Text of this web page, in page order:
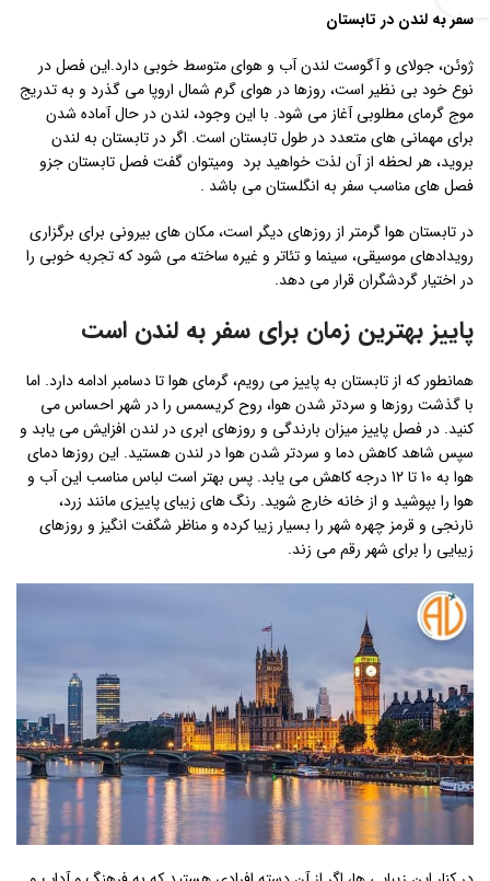
سفر به لندن در تابستان
ژوئن، جولای و آگوست لندن آب و هوای متوسط ​​خوبی دارد.این فصل در
نوع خود بی نظیر است، روزها در هوای گرم شمال اروپا می گذرد و به تدریج
موج گرمای مطلوبی آغاز می شود. با این وجود، لندن در حال آماده شدن
برای مهمانی های متعدد در طول تابستان است. اگر در تابستان به لندن
بروید، هر لحظه از آن لذت خواهید برد ومیتوان گفت فصل تابستان جزو
فصل های مناسب سفر به انگلستان می باشد .
در تابستان هوا گرمتر از روزهای دیگر است، مکان های بیرونی برای برگزاری
رویدادهای موسیقی، سینما و تئاتر و غیره ساخته می شود که تجربه خوبی را
در اختیار گردشگران قرار می دهد.
پاییز بهترین زمان برای سفر به لندن است
همانطور که از تابستان به پاییز می رویم، گرمای هوا تا دسامبر ادامه دارد. اما
با گذشت روزها و سردتر شدن هوا، روح کریسمس را در شهر احساس می
کنید. در فصل پاییز میزان بارندگی و روزهای ابری در لندن افزایش می یابد و
سپس شاهد کاهش دما و سردتر شدن هوا در لندن هستید. این روزها دمای
هوا به 10 تا 12 درجه کاهش می یابد. پس بهتر است لباس مناسب این آب و
هوا را بپوشید و از خانه خارج شوید. رنگ های زیبای پاییزی مانند زرد،
نارنجی و قرمز چهره شهر را بسیار زیبا کرده و مناظر شگفت انگیز و روزهای
زیبایی را برای شهر رقم می زند.